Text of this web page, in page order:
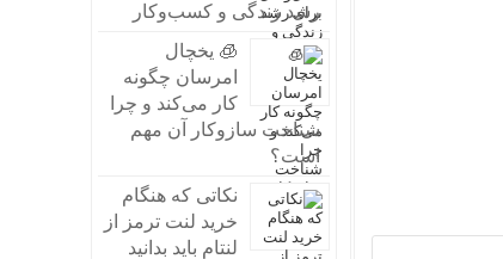
رشد زندگی و کسب‌وکار
🧊 یخچال
امرسان چگونه
کار می‌کند و چرا
شناخت سازوکار آن مهم
است؟
نکاتی که هنگام
خرید لنت ترمز از
لنتام باید بدانید